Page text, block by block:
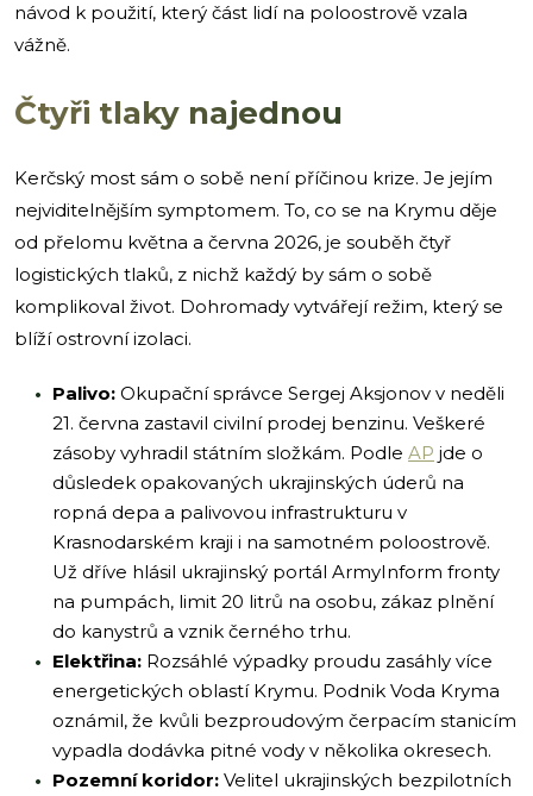
návod k použití, který část lidí na poloostrově vzala
vážně.
Čtyři tlaky najednou
Kerčský most sám o sobě není příčinou krize. Je jejím
nejviditelnějším symptomem. To, co se na Krymu děje
od přelomu května a června 2026, je souběh čtyř
logistických tlaků, z nichž každý by sám o sobě
komplikoval život. Dohromady vytvářejí režim, který se
blíží ostrovní izolaci.
Palivo: Okupační správce Sergej Aksjonov v neděli
21. června zastavil civilní prodej benzinu. Veškeré
zásoby vyhradil státním složkám. Podle AP jde o
důsledek opakovaných ukrajinských úderů na
ropná depa a palivovou infrastrukturu v
Krasnodarském kraji i na samotném poloostrově.
Už dříve hlásil ukrajinský portál ArmyInform fronty
na pumpách, limit 20 litrů na osobu, zákaz plnění
do kanystrů a vznik černého trhu.
Elektřina: Rozsáhlé výpadky proudu zasáhly více
energetických oblastí Krymu. Podnik Voda Kryma
oznámil, že kvůli bezproudovým čerpacím stanicím
vypadla dodávka pitné vody v několika okresech.
Pozemní koridor: Velitel ukrajinských bezpilotních